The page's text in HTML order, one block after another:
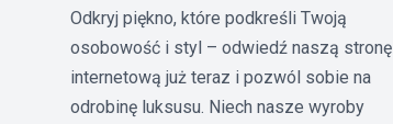
Odkryj piękno, które podkreśli Twoją
osobowość i styl – odwiedź naszą stronę
internetową już teraz i pozwól sobie na
odrobinę luksusu. Niech nasze wyroby